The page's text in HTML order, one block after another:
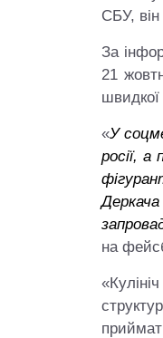
СБУ,
За
21
швидкої
«У
росії,
на